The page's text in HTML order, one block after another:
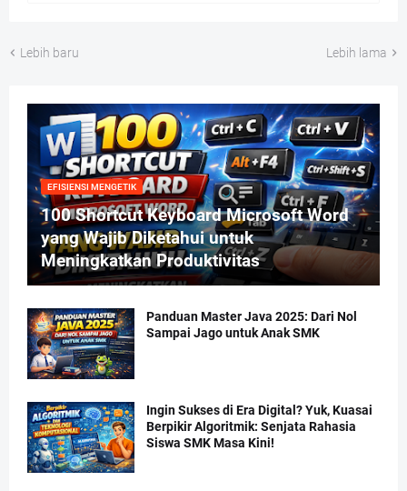
Lebih baru Lebih lama
EFISIENSI MENGETIK
100 Shortcut Keyboard Microsoft Word
yang Wajib Diketahui untuk
Meningkatkan Produktivitas
Panduan Master Java 2025: Dari Nol
Sampai Jago untuk Anak SMK
Ingin Sukses di Era Digital? Yuk, Kuasai
Berpikir Algoritmik: Senjata Rahasia
Siswa SMK Masa Kini!